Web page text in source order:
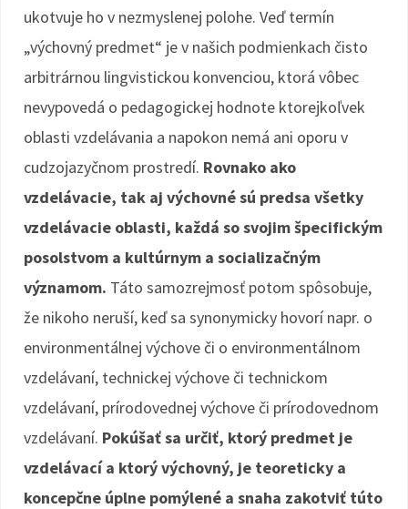
ukotvuje ho v nezmyslenej polohe. Veď termín
„výchovný predmet“ je v našich podmienkach čisto
arbitrárnou lingvistickou konvenciou, ktorá vôbec
nevypovedá o pedagogickej hodnote ktorejkoľvek
oblasti vzdelávania a napokon nemá ani oporu v
cudzojazyčnom prostredí. Rovnako ako
vzdelávacie, tak aj výchovné sú predsa všetky
vzdelávacie oblasti, každá so svojim špecifickým
posolstvom a kultúrnym a socializačným
významom. Táto samozrejmosť potom spôsobuje,
že nikoho neruší, keď sa synonymicky hovorí napr. o
environmentálnej výchove či o environmentálnom
vzdelávaní, technickej výchove či technickom
vzdelávaní, prírodovednej výchove či prírodovednom
vzdelávaní. Pokúšať sa určiť, ktorý predmet je
vzdelávací a ktorý výchovný, je teoreticky a
koncepčne úplne pomýlené a snaha zakotviť túto